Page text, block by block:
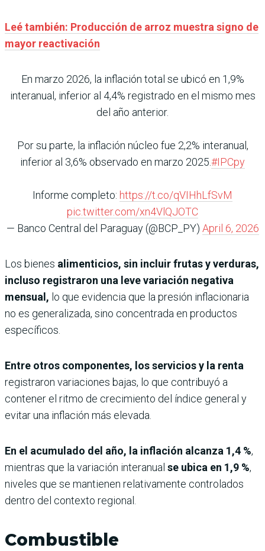
Leé también: Producción de arroz muestra signo de
mayor reactivación
En marzo 2026, la inflación total se ubicó en 1,9%
interanual, inferior al 4,4% registrado en el mismo mes
del año anterior.
Por su parte, la inflación núcleo fue 2,2% interanual,
inferior al 3,6% observado en marzo 2025.#IPCpy
Informe completo: https://t.co/qVIHhLfSvM
pic.twitter.com/xn4VlQJOTC
— Banco Central del Paraguay (@BCP_PY) April 6, 2026
Los bienes alimenticios, sin incluir frutas y verduras,
incluso registraron una leve variación negativa
mensual, lo que evidencia que la presión inflacionaria
no es generalizada, sino concentrada en productos
específicos.
Entre otros componentes, los servicios y la renta
registraron variaciones bajas, lo que contribuyó a
contener el ritmo de crecimiento del índice general y
evitar una inflación más elevada.
En el acumulado del año, la inflación alcanza 1,4 %,
mientras que la variación interanual se ubica en 1,9 %,
niveles que se mantienen relativamente controlados
dentro del contexto regional.
Combustible